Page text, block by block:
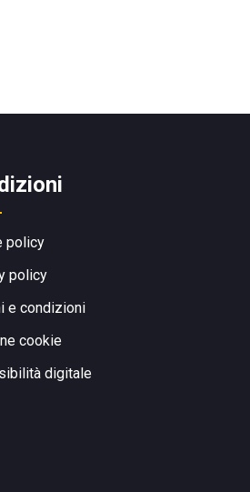
policy
policy
e condizioni
cookie
digitale